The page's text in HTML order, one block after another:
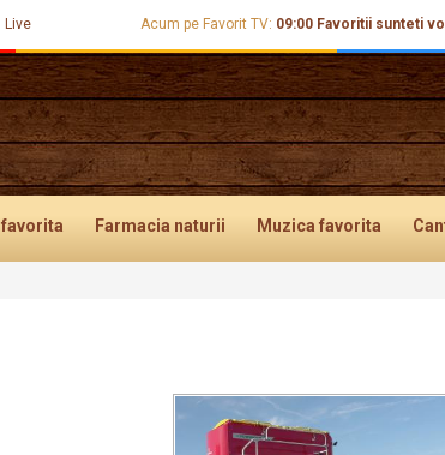
Live Acum pe Favorit TV: 09:00 Favoritii sunteti
favorita Farmacia naturii Muzica favorita